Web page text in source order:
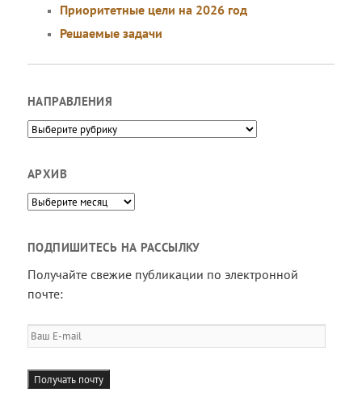
Приоритетные цели на 2026 год
Решаемые задачи
НАПРАВЛЕНИЯ
Направления
АРХИВ
Архив
ПОДПИШИТЕСЬ НА РАССЫЛКУ
Получайте свежие публикации по электронной
почте:
Ваш
E-
mail
Получать почту